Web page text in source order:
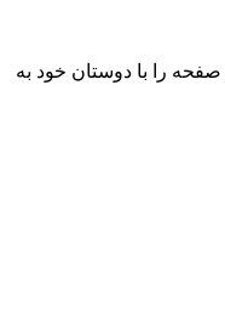
صفحه را با دوستان خود به